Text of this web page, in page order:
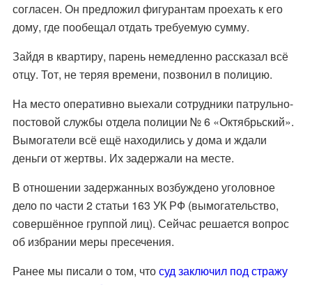
согласен. Он предложил фигурантам проехать к его
дому, где пообещал отдать требуемую сумму.
Зайдя в квартиру, парень немедленно рассказал всё
отцу. Тот, не теряя времени, позвонил в полицию.
На место оперативно выехали сотрудники патрульно-
постовой службы отдела полиции № 6 «Октябрьский».
Вымогатели всё ещё находились у дома и ждали
деньги от жертвы. Их задержали на месте.
В отношении задержанных возбуждено уголовное
дело по части 2 статьи 163 УК РФ (вымогательство,
совершённое группой лиц). Сейчас решается вопрос
об избрании меры пресечения.
Ранее мы писали о том, чтосуд заключил под стражу